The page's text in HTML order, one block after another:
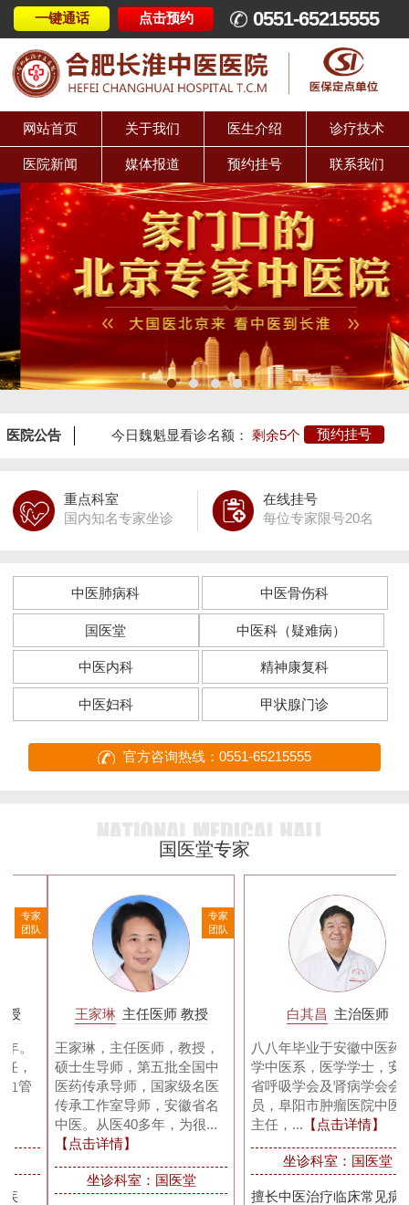
一键通话 点击预约 0551-65215555
网站首页 关于我们 医生介绍 诊疗技术
医院新闻 媒体报道 预约挂号 联系我们
医院公告 今日魏魁显看诊名额： 剩余5个 预约挂号
重点科室
国内知名专家坐诊
在线挂号
每位专家限号20名
中医肺病科 中医骨伤科
国医堂 中医科（疑难病）
中医内科 精神康复科
中医妇科 甲状腺门诊
官方咨询热线：0551-65215555
国医堂专家
王家琳 主任医师 教授
王家琳，主任医师，教授，
硕士生导师，第五批全国中
医药传承导师，国家级名医
传承工作室导师，安徽省名
中医。从医40多年，为很...
【点击详情】
坐诊科室：国医堂
专家
团队
白其昌 主治医师
八八年毕业于安徽中医药大
学中医系，医学学士，安徽
省呼吸学会及肾病学会会
员，阜阳市肿瘤医院中医科
主任，...【点击详情】
坐诊科室：国医堂
擅长中医治疗临床常见病、
专家
团队